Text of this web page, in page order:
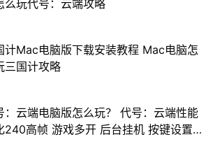
么玩代号：云端攻略
计Mac电脑版下载安装教程 Mac电脑怎
三国计攻略
：云端电脑版怎么玩？ 代号：云端性能
240高帧 游戏多开 后台挂机 按键设置